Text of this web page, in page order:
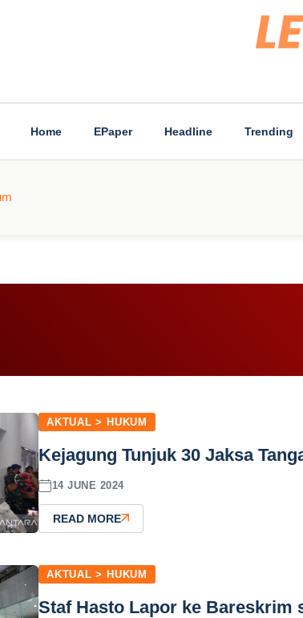
Home EPaper Headline Trending
AKTUAL > HUKUM
Kejagung Tunjuk 30 Jaksa
14 JUNE 2024
READ MORE
AKTUAL > HUKUM
Staf Hasto Lapor ke Bareskrim